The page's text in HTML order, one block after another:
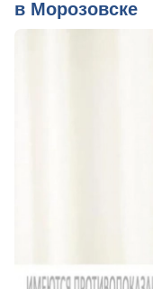
в Морозовске